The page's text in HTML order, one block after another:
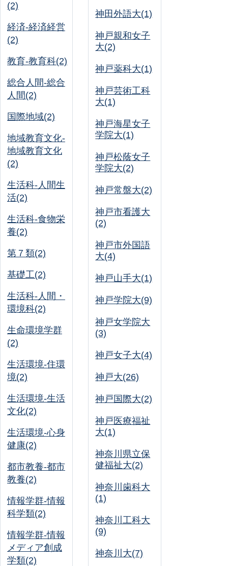
(2)
経済-経済経営
(2)
教育-教育科(2)
総合人間-総合
人間(2)
国際地域(2)
地域教育文化-
地域教育文化
(2)
生活科-人間生
活(2)
生活科-食物栄
養(2)
第７類(2)
基礎工(2)
生活科-人間・
環境科(2)
生命環境学群
(2)
生活環境-住環
境(2)
生活環境-生活
文化(2)
生活環境-心身
健康(2)
都市教養-都市
教養(2)
情報学群-情報
科学類(2)
情報学群-情報
メディア創成
学類(2)
神田外語大(1)
神戸親和女子
大(2)
神戸薬科大(1)
神戸芸術工科
大(1)
神戸海星女子
学院大(1)
神戸松蔭女子
学院大(2)
神戸常盤大(2)
神戸市看護大
(2)
神戸市外国語
大(4)
神戸山手大(1)
神戸学院大(9)
神戸女学院大
(3)
神戸女子大(4)
神戸大(26)
神戸国際大(2)
神戸医療福祉
大(1)
神奈川県立保
健福祉大(2)
神奈川歯科大
(1)
神奈川工科大
(9)
神奈川大(7)